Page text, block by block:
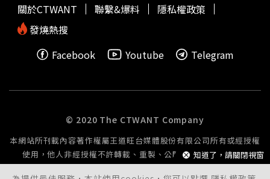
知道了，請關閉視窗
關於CTWANT 聯繫&爆料
隱私權政策
發燒熱搜
Facebook
Youtube Telegram
© 2020 The CTWANT Company
本網站所刊載內容著作權屬王道旺台媒體股份有限公司所有或經授權
使用，他人非經授權不許轉載、重製、公開播送或公開傳輸。